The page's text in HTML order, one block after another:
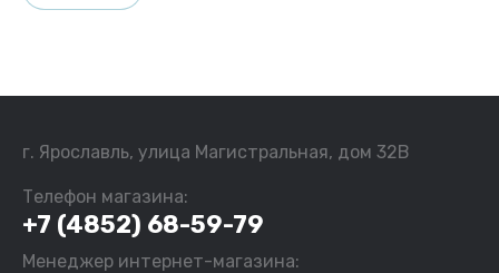
г. Ярославль, улица Магистральная, дом 32В
Телефон магазина:
+7 (4852) 68-59-79
Менеджер интернет-магазина: